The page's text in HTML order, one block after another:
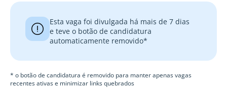
Esta vaga foi divulgada há mais de 7 dias
e teve o botão de candidatura
automaticamente removido*
* o botão de candidatura é removido para manter apenas vagas
recentes ativas e minimizar links quebrados